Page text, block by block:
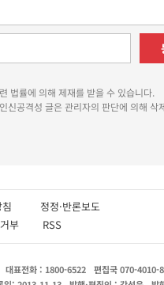
법률에 의해 제재를 받을 수 있습니다.
신공격성 글은 관리자의 판단에 의해 삭
방침 정정·반론보도
부 RSS
대표전화 : 1800-6522 편집국 070-4010-